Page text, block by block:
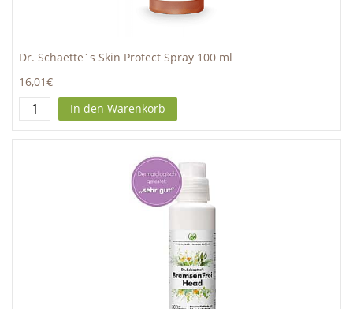
Dr. Schaette´s Skin Protect Spray 100 ml
16,01€
In den Warenkorb